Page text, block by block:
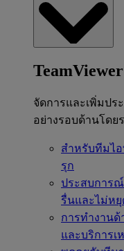
จัดการและเพิ่มป
อย่างรอบด้านโดย
สำหรับทีมไ
รุก
ประสบการ
รื่นและไม่หยุ
การทำงานด้
และบริการเ